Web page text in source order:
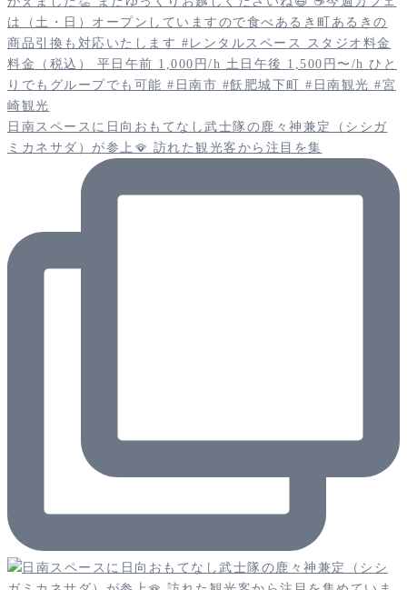
日南スペースに日向おもてなし武士隊の鹿々神兼定（シシガ
ミカネサダ）が参上🪭 訪れた観光客から注目を集